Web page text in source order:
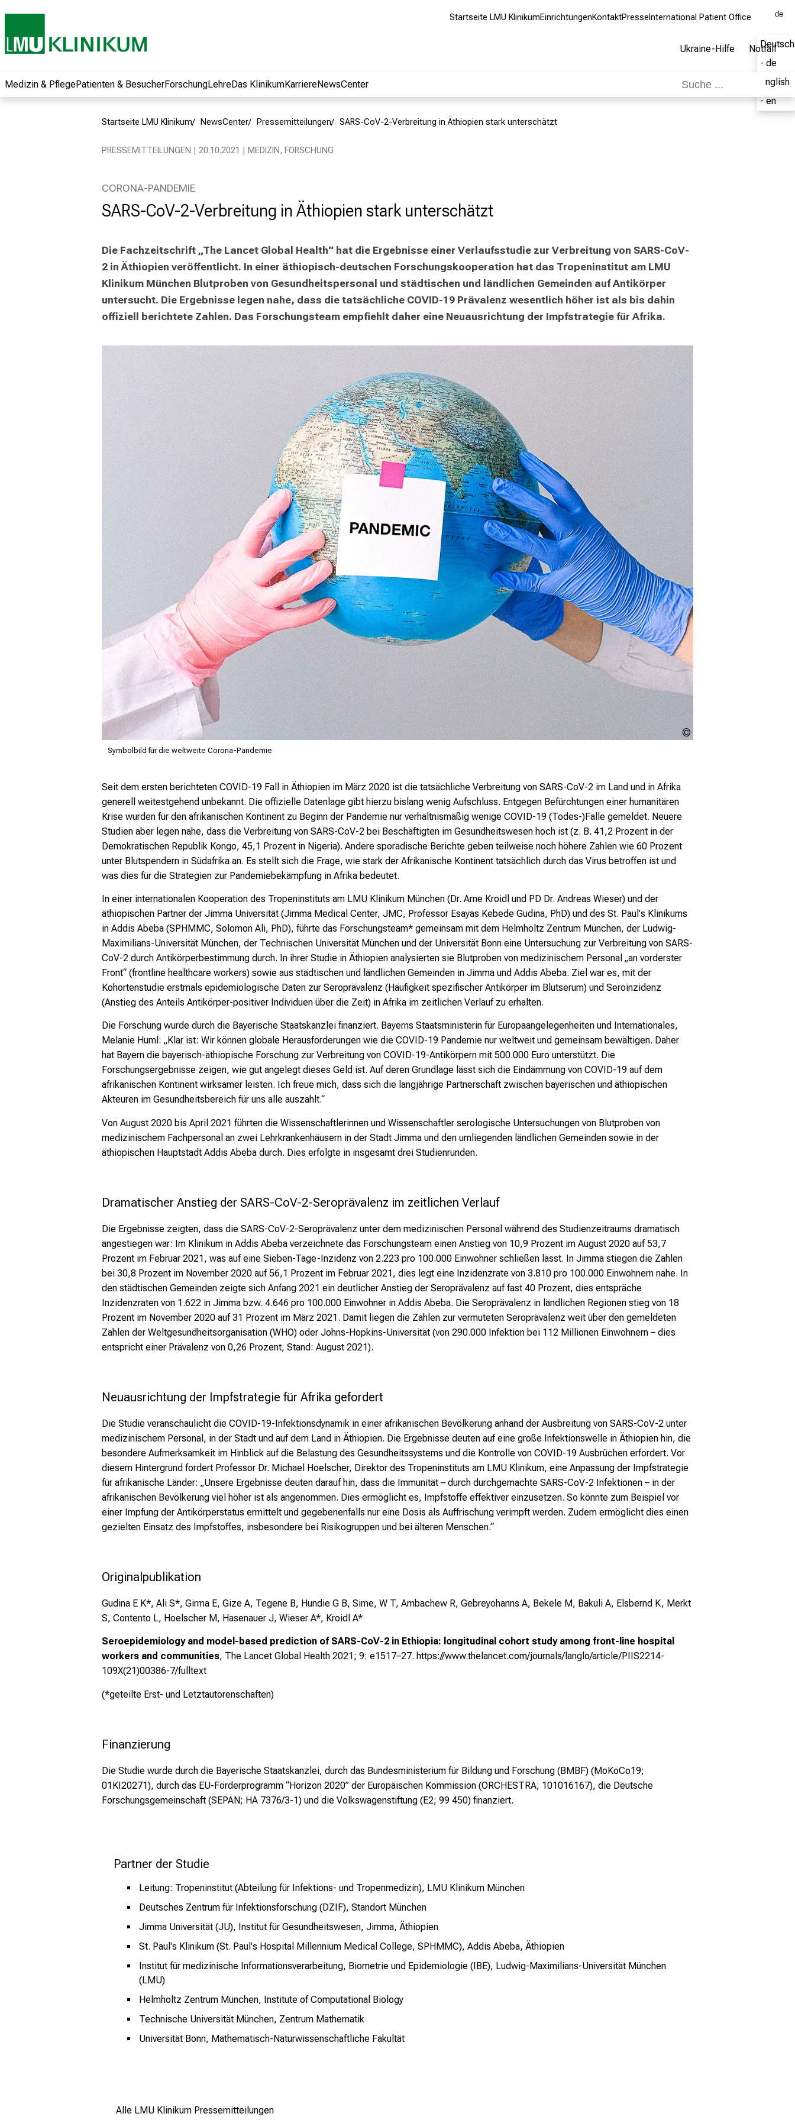
Startseite LMU KlinikumEinrichtungenKontaktPresse International Patient Office de
Deutsch
- de
English
- en
Ukraine-Hilfe Notfall
Medizin & PflegePatienten & BesucherForschungLehreDas KlinikumKarriereNewsCenter
Startseite LMU Klinikum NewsCenter Pressemitteilungen SARS-CoV-2-Verbreitung in Äthiopien stark unterschätzt
PRESSEMITTEILUNGEN | 20.10.2021 | MEDIZIN, FORSCHUNG
CORONA-PANDEMIE
SARS-CoV-2-Verbreitung in Äthiopien stark unterschätzt
Die Fachzeitschrift „The Lancet Global Health“ hat die Ergebnisse einer Verlaufsstudie zur Verbreitung von SARS-CoV-
2 in Äthiopien veröffentlicht. In einer äthiopisch-deutschen Forschungskooperation hat das Tropeninstitut am LMU
Klinikum München Blutproben von Gesundheitspersonal und städtischen und ländlichen Gemeinden auf Antikörper
untersucht. Die Ergebnisse legen nahe, dass die tatsächliche COVID-19 Prävalenz wesentlich höher ist als bis dahin
offiziell berichtete Zahlen. Das Forschungsteam empfiehlt daher eine Neuausrichtung der Impfstrategie für Afrika.
Symbolbild für die weltweite Corona-Pandemie
Seit dem ersten berichteten COVID-19 Fall in Äthiopien im März 2020 ist die tatsächliche Verbreitung von SARS-CoV-2 im Land und in Afrika
generell weitestgehend unbekannt. Die offizielle Datenlage gibt hierzu bislang wenig Aufschluss. Entgegen Befürchtungen einer humanitären
Krise wurden für den afrikanischen Kontinent zu Beginn der Pandemie nur verhältnismäßig wenige COVID-19 (Todes-)Fälle gemeldet. Neuere
Studien aber legen nahe, dass die Verbreitung von SARS-CoV-2 bei Beschäftigten im Gesundheitswesen hoch ist (z. B. 41,2 Prozent in der
Demokratischen Republik Kongo, 45,1 Prozent in Nigeria). Andere sporadische Berichte geben teilweise noch höhere Zahlen wie 60 Prozent
unter Blutspendern in Südafrika an. Es stellt sich die Frage, wie stark der Afrikanische Kontinent tatsächlich durch das Virus betroffen ist und
was dies für die Strategien zur Pandemiebekämpfung in Afrika bedeutet.
In einer internationalen Kooperation des Tropeninstituts am LMU Klinikum München (Dr. Arne Kroidl und PD Dr. Andreas Wieser) und der
äthiopischen Partner der Jimma Universität (Jimma Medical Center, JMC, Professor Esayas Kebede Gudina, PhD) und des St. Paul's Klinikums
in Addis Abeba (SPHMMC, Solomon Ali, PhD), führte das Forschungsteam* gemeinsam mit dem Helmholtz Zentrum München, der Ludwig-
Maximilians-Universität München, der Technischen Universität München und der Universität Bonn eine Untersuchung zur Verbreitung von SARS-
CoV-2 durch Antikörperbestimmung durch. In ihrer Studie in Äthiopien analysierten sie Blutproben von medizinischem Personal „an vorderster
Front“ (frontline healthcare workers) sowie aus städtischen und ländlichen Gemeinden in Jimma und Addis Abeba. Ziel war es, mit der
Kohortenstudie erstmals epidemiologische Daten zur Seroprävalenz (Häufigkeit spezifischer Antikörper im Blutserum) und Seroinzidenz
(Anstieg des Anteils Antikörper-positiver Individuen über die Zeit) in Afrika im zeitlichen Verlauf zu erhalten.
Die Forschung wurde durch die Bayerische Staatskanzlei finanziert. Bayerns Staatsministerin für Europaangelegenheiten und Internationales,
Melanie Huml: „Klar ist: Wir können globale Herausforderungen wie die COVID-19 Pandemie nur weltweit und gemeinsam bewältigen. Daher
hat Bayern die bayerisch-äthiopische Forschung zur Verbreitung von COVID-19-Antikörpern mit 500.000 Euro unterstützt. Die
Forschungsergebnisse zeigen, wie gut angelegt dieses Geld ist. Auf deren Grundlage lässt sich die Eindämmung von COVID-19 auf dem
afrikanischen Kontinent wirksamer leisten. Ich freue mich, dass sich die langjährige Partnerschaft zwischen bayerischen und äthiopischen
Akteuren im Gesundheitsbereich für uns alle auszahlt.“
Von August 2020 bis April 2021 führten die Wissenschaftlerinnen und Wissenschaftler serologische Untersuchungen von Blutproben von
medizinischem Fachpersonal an zwei Lehrkrankenhäusern in der Stadt Jimma und den umliegenden ländlichen Gemeinden sowie in der
äthiopischen Hauptstadt Addis Abeba durch. Dies erfolgte in insgesamt drei Studienrunden.
Dramatischer Anstieg der SARS-CoV-2-Seroprävalenz im zeitlichen Verlauf
Die Ergebnisse zeigten, dass die SARS-CoV-2-Seroprävalenz unter dem medizinischen Personal während des Studienzeitraums dramatisch
angestiegen war: Im Klinikum in Addis Abeba verzeichnete das Forschungsteam einen Anstieg von 10,9 Prozent im August 2020 auf 53,7
Prozent im Februar 2021, was auf eine Sieben-Tage-Inzidenz von 2.223 pro 100.000 Einwohner schließen lässt. In Jimma stiegen die Zahlen
bei 30,8 Prozent im November 2020 auf 56,1 Prozent im Februar 2021, dies legt eine Inzidenzrate von 3.810 pro 100.000 Einwohnern nahe. In
den städtischen Gemeinden zeigte sich Anfang 2021 ein deutlicher Anstieg der Seroprävalenz auf fast 40 Prozent, dies entspräche
Inzidenzraten von 1.622 in Jimma bzw. 4.646 pro 100.000 Einwohner in Addis Abeba. Die Seroprävalenz in ländlichen Regionen stieg von 18
Prozent im November 2020 auf 31 Prozent im März 2021. Damit liegen die Zahlen zur vermuteten Seroprävalenz weit über den gemeldeten
Zahlen der Weltgesundheitsorganisation (WHO) oder Johns-Hopkins-Universität (von 290.000 Infektion bei 112 Millionen Einwohnern – dies
entspricht einer Prävalenz von 0,26 Prozent, Stand: August 2021).
Neuausrichtung der Impfstrategie für Afrika gefordert
Die Studie veranschaulicht die COVID-19-Infektionsdynamik in einer afrikanischen Bevölkerung anhand der Ausbreitung von SARS-CoV-2 unter
medizinischem Personal, in der Stadt und auf dem Land in Äthiopien. Die Ergebnisse deuten auf eine große Infektionswelle in Äthiopien hin, die
besondere Aufmerksamkeit im Hinblick auf die Belastung des Gesundheitssystems und die Kontrolle von COVID-19 Ausbrüchen erfordert. Vor
diesem Hintergrund fordert Professor Dr. Michael Hoelscher, Direktor des Tropeninstituts am LMU Klinikum, eine Anpassung der Impfstrategie
für afrikanische Länder: „Unsere Ergebnisse deuten darauf hin, dass die Immunität – durch durchgemachte SARS-CoV-2 Infektionen – in der
afrikanischen Bevölkerung viel höher ist als angenommen. Dies ermöglicht es, Impfstoffe effektiver einzusetzen. So könnte zum Beispiel vor
einer Impfung der Antikörperstatus ermittelt und gegebenenfalls nur eine Dosis als Auffrischung verimpft werden. Zudem ermöglicht dies einen
gezielten Einsatz des Impfstoffes, insbesondere bei Risikogruppen und bei älteren Menschen.“
Originalpublikation
Gudina E K*, Ali S*, Girma E, Gize A, Tegene B, Hundie G B, Sime, W T, Ambachew R, Gebreyohanns A, Bekele M, Bakuli A, Elsbernd K, Merkt
S, Contento L, Hoelscher M, Hasenauer J, Wieser A*, Kroidl A*
Seroepidemiology and model-based prediction of SARS-CoV-2 in Ethiopia: longitudinal cohort study among front-line hospital
workers and communities, The Lancet Global Health 2021; 9: e1517–27. https://www.thelancet.com/journals/langlo/article/PIIS2214-
109X(21)00386-7/fulltext
(*geteilte Erst- und Letztautorenschaften)
Finanzierung
Die Studie wurde durch die Bayerische Staatskanzlei, durch das Bundesministerium für Bildung und Forschung (BMBF) (MoKoCo19;
01KI20271), durch das EU-Förderprogramm “Horizon 2020” der Europäischen Kommission (ORCHESTRA; 101016167), die Deutsche
Forschungsgemeinschaft (SEPAN; HA 7376/3-1) und die Volkswagenstiftung (E2; 99 450) finanziert.
Partner der Studie
Leitung: Tropeninstitut (Abteilung für Infektions- und Tropenmedizin), LMU Klinikum München
Deutsches Zentrum für Infektionsforschung (DZIF), Standort München
Jimma Universität (JU), Institut für Gesundheitswesen, Jimma, Äthiopien
St. Paul's Klinikum (St. Paul's Hospital Millennium Medical College, SPHMMC), Addis Abeba, Äthiopien
Institut für medizinische Informationsverarbeitung, Biometrie und Epidemiologie (IBE), Ludwig-Maximilians-Universität München
(LMU)
Helmholtz Zentrum München, Institute of Computational Biology
Technische Universität München, Zentrum Mathematik
Universität Bonn, Mathematisch-Naturwissenschaftliche Fakultät
Alle LMU Klinikum Pressemitteilungen
Informationen zu
Jobs, Ausbildungen
Weiterbildungen.
Kommen Sie
Pflegewissenschaft
begeistern – ganz
unverbindlich und
mehr Informationen